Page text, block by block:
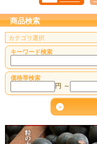
商品検索
キーワード検索
価格帯検索
円 ～